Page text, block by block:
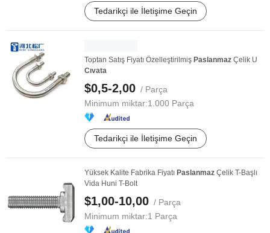
Tedarikçi ile İletişime Geçin
Toptan Satış Fiyatı Özelleştirilmiş Paslanmaz Çelik U
Cıvata
$0,5-2,00 / Parça
Minimum miktar:1.000 Parça
Tedarikçi ile İletişime Geçin
Yüksek Kalite Fabrika Fiyatı Paslanmaz Çelik T-Başlı
Vida Huni T-Bolt
$1,00-10,00 / Parça
Minimum miktar:1 Parça